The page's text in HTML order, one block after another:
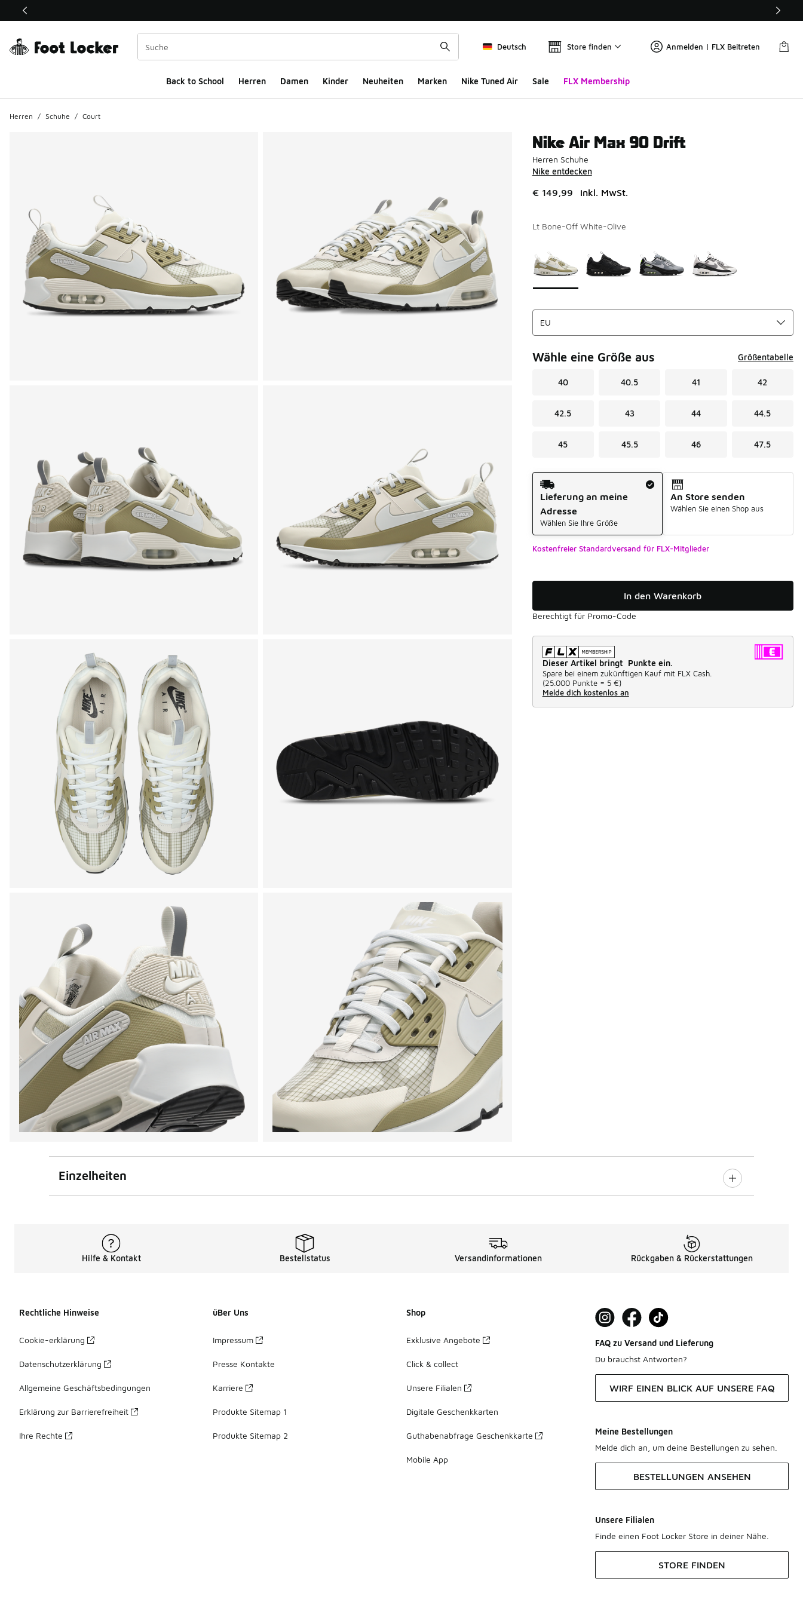
Dieser Link öffnet sich in einem neuen Fenster
Deutsch Store finden Anmelden | FLX Beitreten
Back to School Herren Damen Kinder Neuheiten Marken Nike Tuned Air Sale FLX Membership
Herren / Schuhe / Court
Nike Air Max 90 Drift
Herren Schuhe
Nike entdecken
€ 149,99 inkl. MwSt.
Lt Bone-Off White-Olive
Wähle eine Größe aus Größentabelle
40 40.5 41 42
42.5 43 44 44.5
45 45.5 46 47.5
Versandart
Lieferung an meine
Adresse
Wählen Sie Ihre Größe
An Store senden
Wählen Sie einen Shop aus
Kostenfreier Standardversand für FLX-Mitglieder
In den Warenkorb
Berechtigt für Promo-Code
Dieser Artikel bringt Punkte ein.
Spare bei einem zukünftigen Kauf mit FLX Cash.
(25.000 Punkte = 5 €)
Melde dich kostenlos an
Einzelheiten
Hilfe & Kontakt Bestellstatus Versandinformationen Rückgaben & Rückerstattungen
Rechtliche Hinweise
Cookie-erklärung
Datenschutzerklärung
Allgemeine Geschäftsbedingungen
Erklärung zur Barrierefreiheit
Ihre Rechte
üBer Uns
Impressum
Presse Kontakte
Karriere
Produkte Sitemap 1
Produkte Sitemap 2
Shop
Exklusive Angebote
Click & collect
Unsere Filialen
Digitale Geschenkkarten
Guthabenabfrage Geschenkkarte
Mobile App
FAQ zu Versand und Lieferung
Du brauchst Antworten?
WIRF EINEN BLICK AUF UNSERE FAQ
Meine Bestellungen
Melde dich an, um deine Bestellungen zu sehen.
BESTELLUNGEN ANSEHEN
Unsere Filialen
Finde einen Foot Locker Store in deiner Nähe.
STORE FINDEN